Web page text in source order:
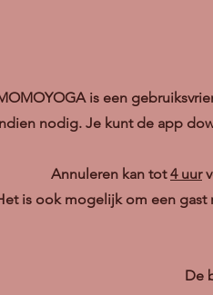
is een
nodig. Je kunt de app
Annuleren kan tot4 uur
is ook mogelijk om een gast
De